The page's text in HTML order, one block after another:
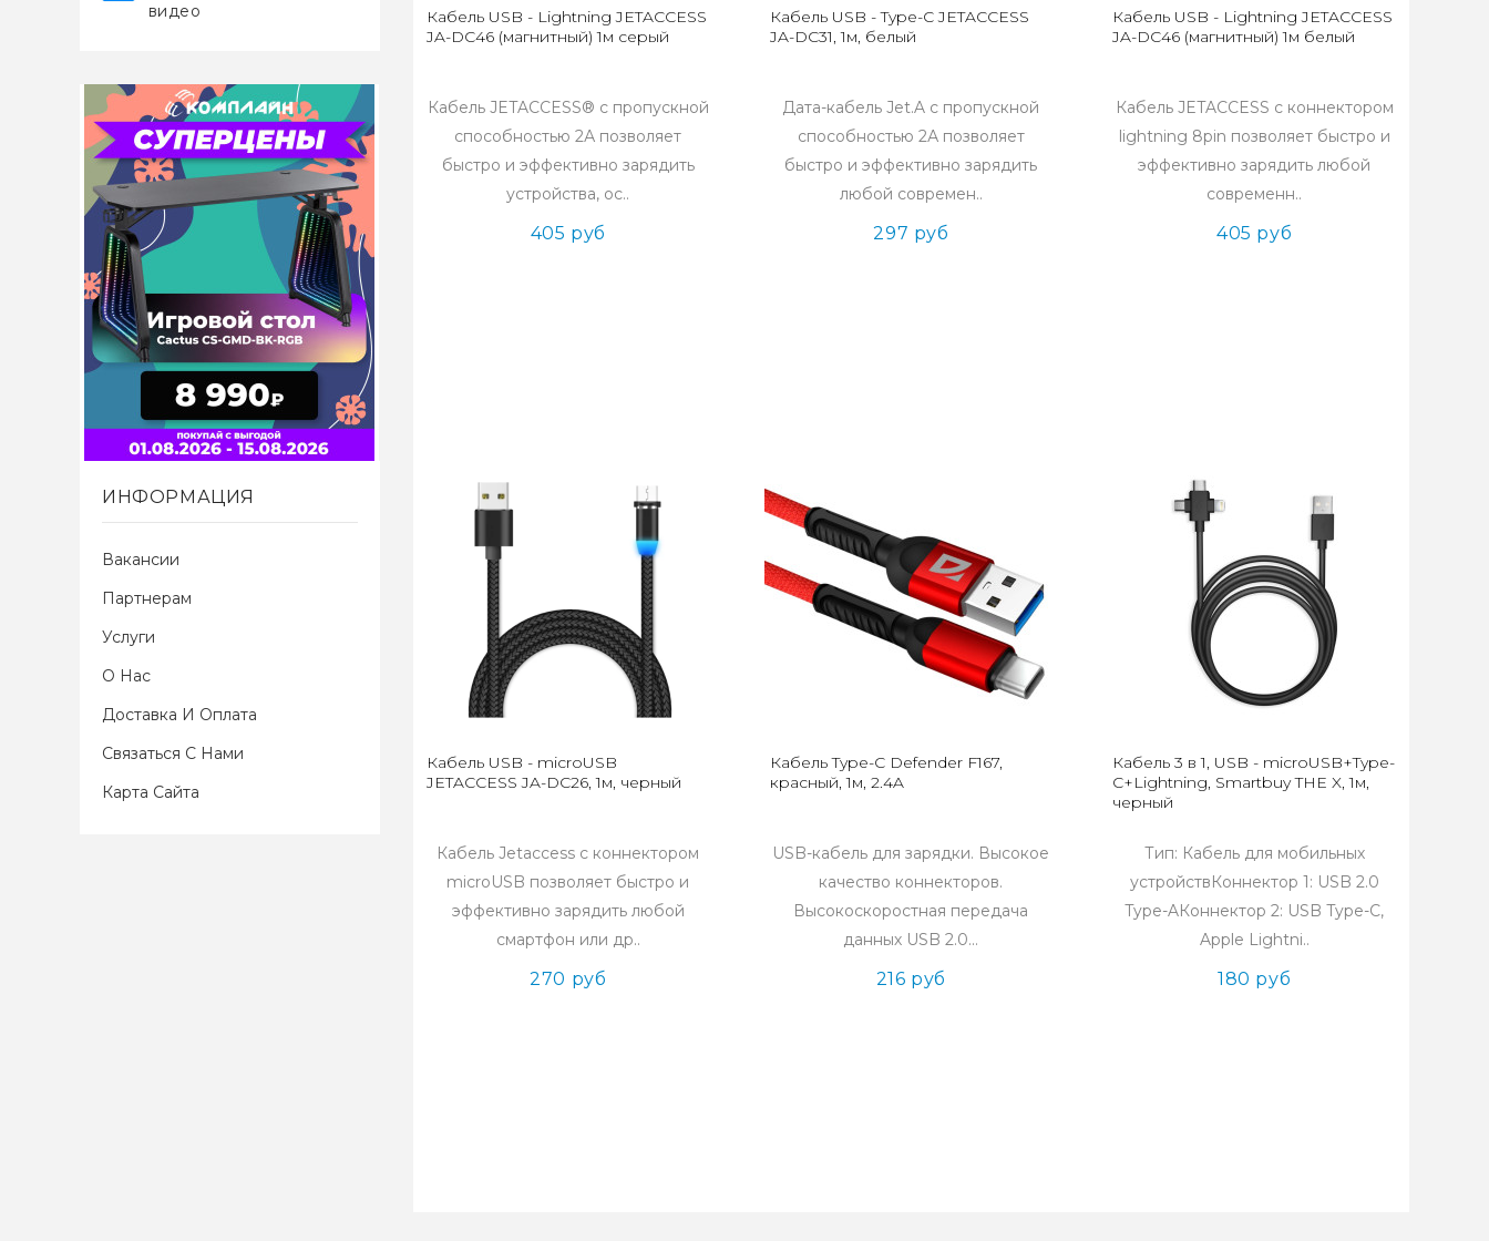
видео
ИНФОРМАЦИЯ
Вакансии
Партнерам
Услуги
О Нас
Доставка И Оплата
Связаться С Нами
Карта Сайта
Кабель USB - Lightning JETACCESS
JA-DC46 (магнитный) 1м серый
Кабель JETACCESS® с пропускной
способностью 2А позволяет
быстро и эффективно зарядить
устройства, ос..
405 руб
Кабель USB - Type-C JETACCESS
JA-DC31, 1м, белый
Дата-кабель Jet.A с пропускной
способностью 2А позволяет
быстро и эффективно зарядить
любой современ..
297 руб
Кабель USB - Lightning JETACCESS
JA-DC46 (магнитный) 1м белый
Кабель JETACCESS с коннектором
lightning 8pin позволяет быстро и
эффективно зарядить любой
современн..
405 руб
Кабель USB - microUSB
JETACCESS JA-DC26, 1м, черный
Кабель Jetaccess с коннектором
microUSB позволяет быстро и
эффективно зарядить любой
смартфон или др..
270 руб
Кабель Type-C Defender F167,
красный, 1м, 2.4A
USB-кабель для зарядки. Высокое
качество коннекторов.
Высокоскоростная передача
данных USB 2.0...
216 руб
Кабель 3 в 1, USB - microUSB+Type-
C+Lightning, Smartbuy THE X, 1м,
черный
Тип: Кабель для мобильных
устройствКоннектор 1: USB 2.0
Type-AКоннектор 2: USB Type-C,
Apple Lightni..
180 руб